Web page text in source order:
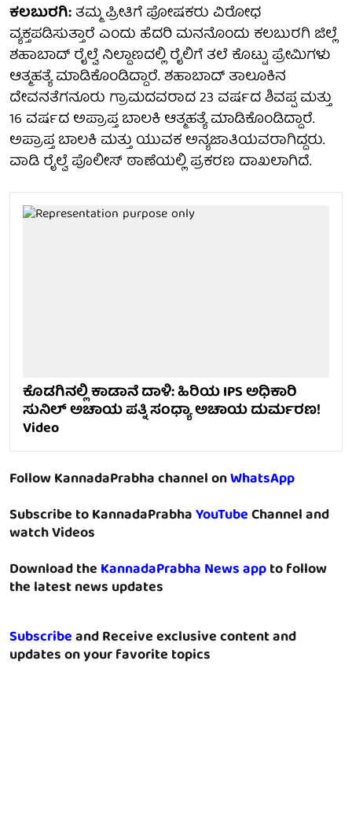
ಕಲಬುರಗಿ:ತಮ್ಮ ಪ್ರೀತಿಗೆ ಪೋಷಕರು ವಿರೋಧ
ವ್ಯಕ್ತಪಡಿಸುತ್ತಾರೆ ಎಂದು ಹೆದರಿ ಮನನೊಂದು ಕಲಬುರಗಿ ಜಿಲ್ಲೆ
ಶಹಾಬಾದ್ ರೈಲ್ವೆ ನಿಲ್ದಾಣದಲ್ಲಿ ರೈಲಿಗೆ ತಲೆ ಕೊಟ್ಟು ಪ್ರೇಮಿಗಳು
ಆತ್ಮಹತ್ಯೆ ಮಾಡಿಕೊಂಡಿದ್ದಾರೆ. ಶಹಾಬಾದ್ ತಾಲೂಕಿನ
ದೇವನತೆಗನೂರು ಗ್ರಾಮದವರಾದ 23 ವರ್ಷದ ಶಿವಪ್ಪ ಮತ್ತು
16 ವರ್ಷದ ಅಪ್ರಾಪ್ತ ಬಾಲಕಿ ಆತ್ಮಹತ್ಯೆ ಮಾಡಿಕೊಂಡಿದ್ದಾರೆ.
ಅಪ್ರಾಪ್ತ ಬಾಲಕಿ ಮತ್ತು ಯುವಕ ಅನ್ಯಜಾತಿಯವರಾಗಿದ್ದರು.
ವಾಡಿ ರೈಲ್ವೆ ಪೊಲೀಸ್ ಠಾಣೆಯಲ್ಲಿ ಪ್ರಕರಣ ದಾಖಲಾಗಿದೆ.
ಕೊಡಗಿನಲ್ಲಿ ಕಾಡಾನೆ ದಾಳಿ: ಹಿರಿಯ IPS ಅಧಿಕಾರಿ
ಸುನಿಲ್ ಅಚಾಯ ಪತ್ನಿ ಸಂಧ್ಯಾ ಅಚಾಯ ದುರ್ಮರಣ!
Video
Follow KannadaPrabha channel onWhatsApp
Subscribe to KannadaPrabhaYouTubeChannel and
watch Videos
Download theKannadaPrabha News appto follow
the latest news updates
Subscribeand Receive exclusive content and
updates on your favorite topics